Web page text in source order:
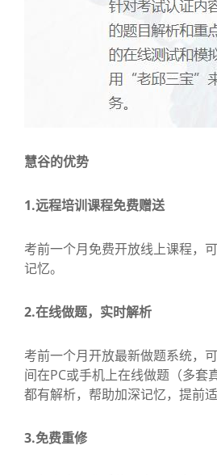
慧谷的优势
1.远程培训课程免费赠送
考前一个月免费开放线上课程，
记忆。
2.在线做题，实时解析
考前一个月开放最新做题系统，
间在PC或手机上在线做题（多套
都有解析，帮助加深记忆，提前适
3.免费重修